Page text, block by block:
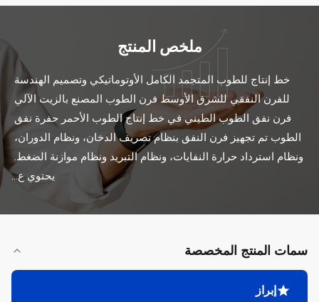
ملخص المنتج
يحتوي ع...
سمات المنتج المخصصة
إبراز